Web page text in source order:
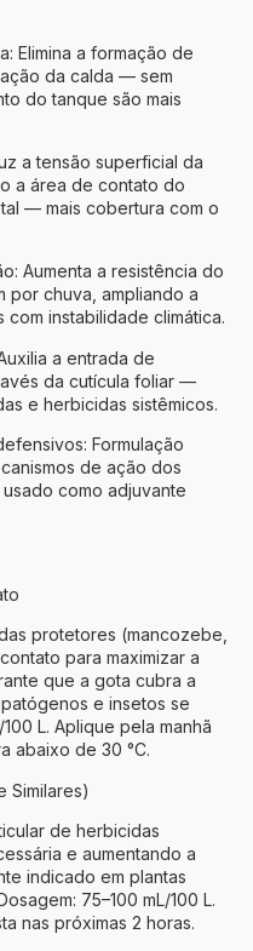
Elimina a formação de
da calda — sem
do tanque são mais
a tensão superficial da
a área de contato do
— mais cobertura com o
Aumenta a resistência do
chuva, ampliando a
instabilidade climática.
a entrada de
da cutícula foliar —
e herbicidas sistêmicos.
Formulação
de ação dos
como adjuvante
protetores (mancozebe,
para maximizar a
que a gota cubra a
e insetos se
L. Aplique pela manhã
abaixo de 30 °C.
Similares)
de herbicidas
e aumentando a
indicado em plantas
75–100 mL/100 L.
nas próximas 2 horas.